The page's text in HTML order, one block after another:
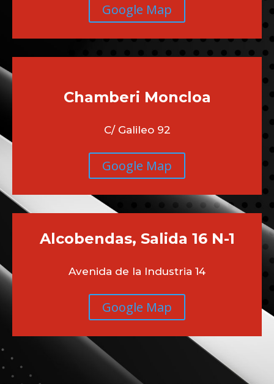
Google Map
Chamberi Moncloa
C/ Galileo 92
Google Map
Alcobendas, Salida 16 N-1
Avenida de la Industria 14
Google Map